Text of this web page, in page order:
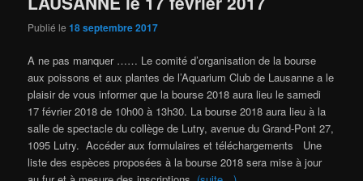
Publié le18 septembre 2017
A ne pas manquer …… Le comité d’organisation de la bourse
aux poissons et aux plantes de l’Aquarium Club de Lausanne a le
plaisir de vous informer que la bourse 2018 aura lieu le samedi
17 février 2018 de 10h00 à 13h30. La bourse 2018 aura lieu à la
salle de spectacle du collège de Lutry, avenue du Grand-Pont 27,
1095 Lutry. Accéder aux formulaires et téléchargements Une
liste des espèces proposées à la bourse 2018 sera mise à jour